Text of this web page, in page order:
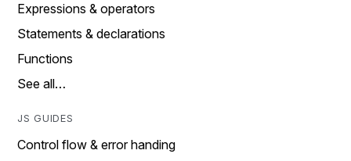
Expressions & operators
Statements & declarations
Functions
See all…
JS GUIDES
Control flow & error handing